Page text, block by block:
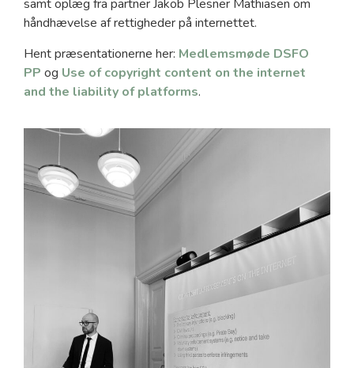
samt oplæg fra partner Jakob Plesner Mathiasen om
håndhævelse af rettigheder på internettet.
Hent præsentationerne her: Medlemsmøde DSFO
PP og Use of copyright content on the internet
and the liability of platforms.